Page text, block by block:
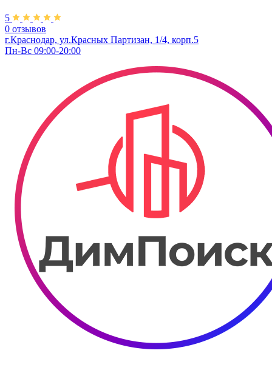
5
0 отзывов
г.Краснодар, ул.Красных Партизан, 1/4, корп.5
Пн-Вс 09:00-20:00